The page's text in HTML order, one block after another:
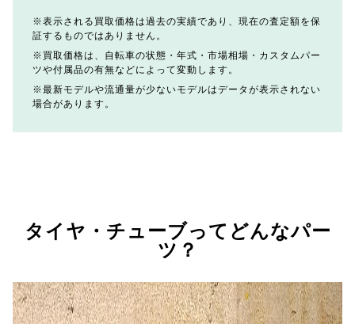
表示される買取価格は過去の実績であり、現在の査定額を保
証するものではありません。
買取価格は、自転車の状態・年式・市場相場・カスタムパー
ツや付属品の有無などによって変動します。
最新モデルや流通量が少ないモデルはデータが表示されない
場合があります。
タイヤ・チューブってどんなパー
ツ？